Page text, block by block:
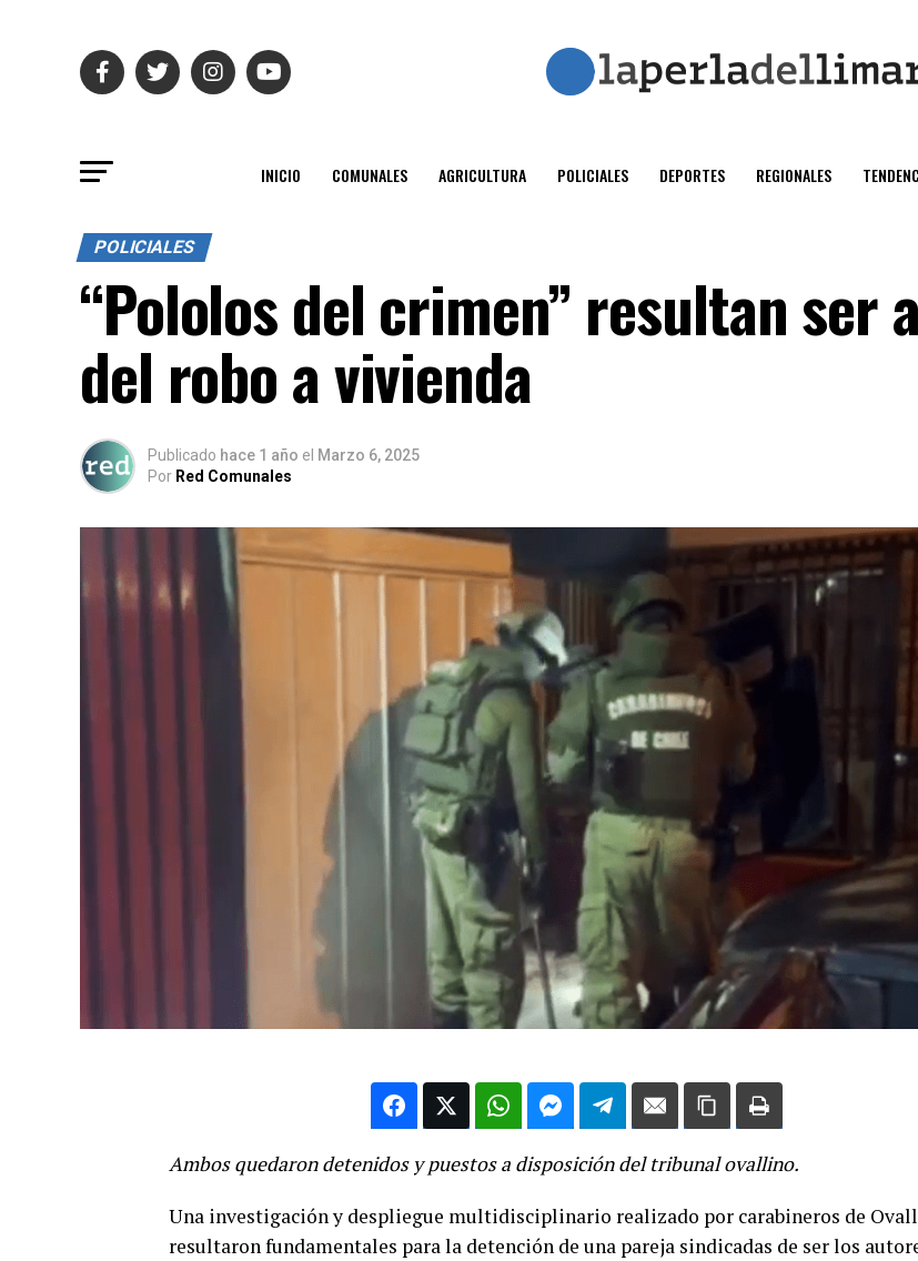
INICIO COMUNALES AGRICULTURA POLICIALES DEPORTES REGIONALES
POLICIALES
“Pololos del crimen” resultan ser
del robo a vivienda
Publicado hace 1 año el Marzo 6, 2025
Por Red Comunales
Ambos quedaron detenidos y puestos a disposición del tribunal ovallino.
Una investigación y despliegue multidisciplinario realizado por carabineros de
resultaron fundamentales para la detención de una pareja sindicadas de ser los